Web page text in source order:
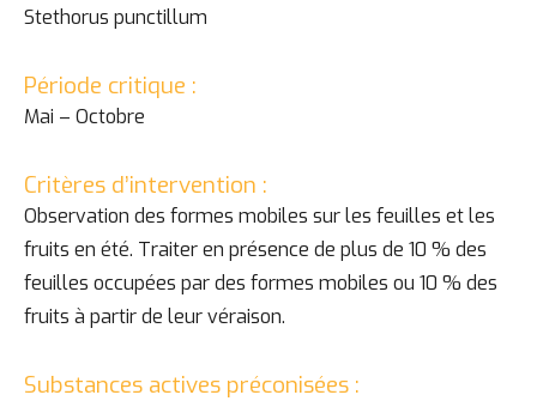
Stethorus punctillum
Période critique :
Mai – Octobre
Critères d’intervention :
Observation des formes mobiles sur les feuilles et les
fruits en été. Traiter en présence de plus de 10 % des
feuilles occupées par des formes mobiles ou 10 % des
fruits à partir de leur véraison.
Substances actives préconisées :